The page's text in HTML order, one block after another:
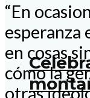
“En
esperanza
en cosas
cómo la
otras